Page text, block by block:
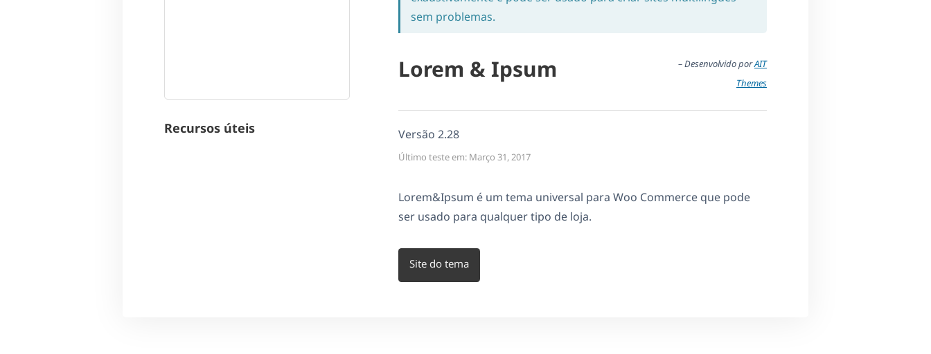
Recursos úteis
sem problemas.
Lorem & Ipsum – Desenvolvido porAIT
Themes
Versão 2.28
Último teste em: Março 31, 2017
Lorem&Ipsum é um tema universal para Woo Commerce que pode
ser usado para qualquer tipo de loja.
Site do tema